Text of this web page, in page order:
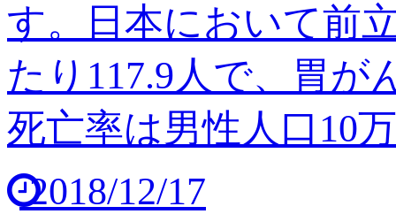
す。日本において前
たり117.9人で、胃が
死亡率は男性人口10
2018/12/17